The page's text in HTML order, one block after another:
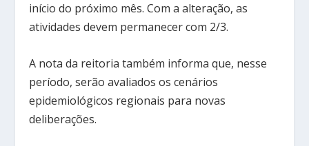
início do próximo mês. Com a alteração, as
atividades devem permanecer com 2/3.
A nota da reitoria também informa que, nesse
período, serão avaliados os cenários
epidemiológicos regionais para novas
deliberações.